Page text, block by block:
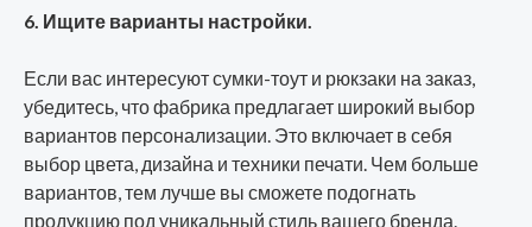
6. Ищите варианты настройки.
Если вас интересуют сумки-тоут и рюкзаки на заказ,
убедитесь, что фабрика предлагает широкий выбор
вариантов персонализации. Это включает в себя
выбор цвета, дизайна и техники печати. Чем больше
вариантов, тем лучше вы сможете подогнать
продукцию под уникальный стиль вашего бренда.